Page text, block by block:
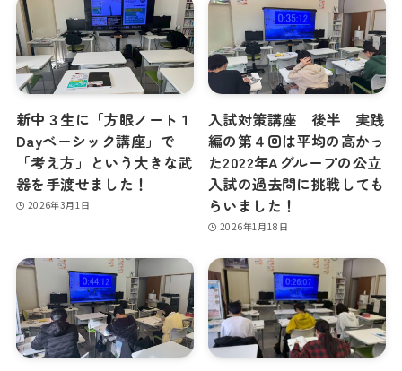
新中３生に「方眼ノート１
Dayベーシック講座」で
「考え方」という大きな武
器を手渡せました！
2026年3月1日
入試対策講座 後半 実践
編の第４回は平均の高かっ
た2022年Aグループの公立
入試の過去問に挑戦しても
らいました！
2026年1月18日